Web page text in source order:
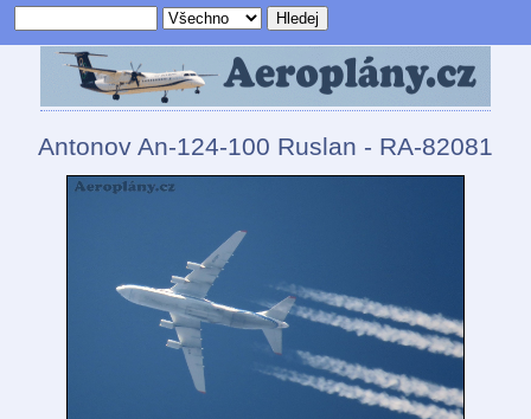
Antonov An-124-100 Ruslan - RA-82081